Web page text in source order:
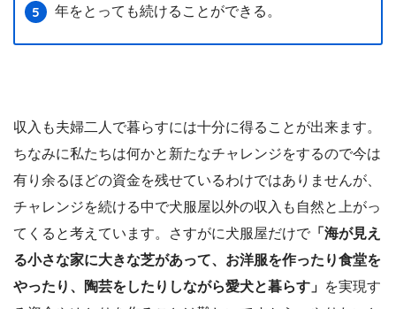
年をとっても続けることができる。
収入も夫婦二人で暮らすには十分に得ることが出来ます。
ちなみに私たちは何かと新たなチャレンジをするので今は
有り余るほどの資金を残せているわけではありませんが、
チャレンジを続ける中で犬服屋以外の収入も自然と上がっ
てくると考えています。さすがに犬服屋だけで 「海が見え
る小さな家に大きな芝があって、お洋服を作ったり食堂を
やったり、陶芸をしたりしながら愛犬と暮らす」 を実現す